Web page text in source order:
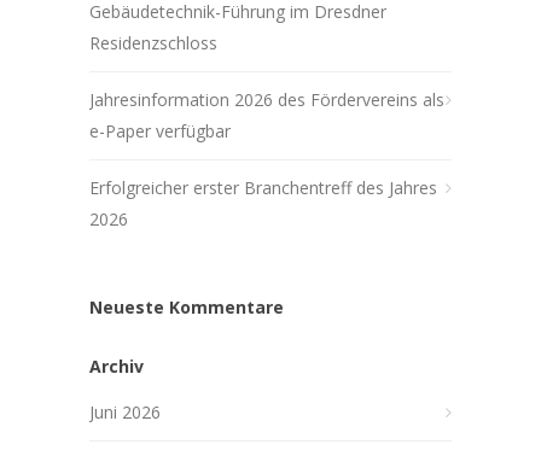
Gebäudetechnik-Führung im Dresdner
Residenzschloss
Jahresinformation 2026 des Fördervereins als
e-Paper verfügbar
Erfolgreicher erster Branchentreff des Jahres
2026
Neueste Kommentare
Archiv
Juni 2026